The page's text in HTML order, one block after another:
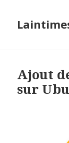
Ajout
sur